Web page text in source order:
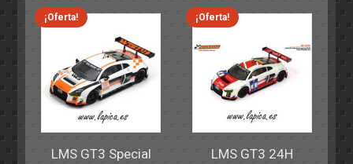
69,55€.59,95€.
77,60€.64,95€.
¡Oferta!
LMS GT3 Special
¡Oferta!
LMS GT3 24H